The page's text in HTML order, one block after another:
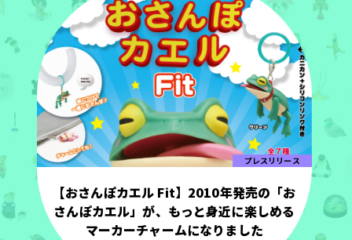
プレスリリース
【おさんぽカエル Fit】2010年発売の「お
さんぽカエル」が、もっと身近に楽しめる
マーカーチャームになりました